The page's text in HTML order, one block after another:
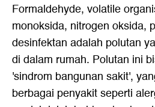
Formaldehyde, volatile
monoksida, nitrogen oksida,
desinfektan adalah polutan
di dalam rumah. Polutan ini
'sindrom bangunan sakit',
berbagai penyakit seperti